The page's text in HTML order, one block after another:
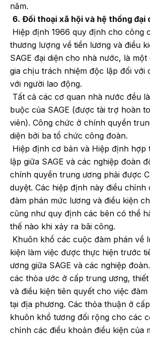
năm.
6. Đối thoại xã hội và hệ thống đại
Hiệp định 1966 quy định cho công
thương lượng về tiền lương và điều
SAGE đại diện cho nhà nước, là
gia chịu trách nhiệm độc lập đối với
với người lao động.
Tất cả các cơ quan nhà nước đều
buộc của SAGE (được tài trợ hoàn
viên). Công chức ở chính quyền
diện bởi ba tổ chức công đoàn.
Hiệp định cơ bản và Hiệp định hợp
lập giữa SAGE và các nghiệp đoàn
chính quyền trung ương phải được
duyệt. Các hiệp định này điều chỉnh
đàm phán mức lương và điều kiện
cũng như quy định các bên có thể
thế nào khi xảy ra bãi công.
Khuôn khổ các cuộc đàm phán về
kiện làm việc được thực hiện trước
ương giữa SAGE và các nghiệp
các thỏa ước ở cấp trung ương,
và điều kiện tiên quyết cho việc
tại địa phương. Các thỏa thuận ở
khuôn khổ tương đối rộng cho các
chỉnh các điều khoản điều kiện của